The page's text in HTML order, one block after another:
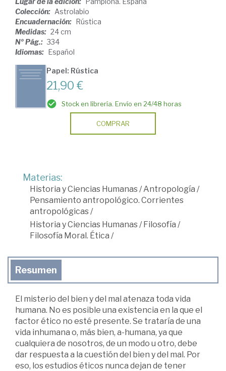
Colección: Astrolabio
Encuadernación: Rústica
Medidas: 24 cm
Nº Pág.: 334
Idiomas: Español
Papel: Rústica
21,90 €
Stock en librería. Envío en 24/48 horas
COMPRAR
Materias:
Historia y Ciencias Humanas /Antropología /
Pensamiento antropológico. Corrientes
antropológicas /
Historia y Ciencias Humanas /Filosofía /
Filosofía Moral. Ética /
Resumen
El misterio del bien y del mal atenaza toda vida
humana. No es posible una existencia en la que el
factor ético no esté presente. Se trataría de una
vida inhumana o, más bien, a-humana, ya que
cualquiera de nosotros, de un modo u otro, debe
dar respuesta a la cuestión del bien y del mal. Por
eso, los estudios éticos nunca dejan de tener